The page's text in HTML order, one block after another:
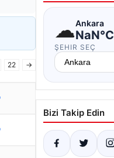
22 →
☁Ankara
NaN°C
ŞEHIR SEÇ
Bizi Takip Edin